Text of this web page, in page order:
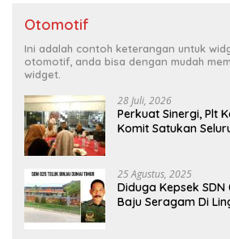
Otomotif
Ini adalah contoh keterangan untuk
otomotif, anda bisa dengan mudah
widget.
28 Juli, 2026
Perkuat Sinergi, Plt
Komit Satukan
25 Agustus, 2025
Diduga Kepsek
Baju Seragam Di